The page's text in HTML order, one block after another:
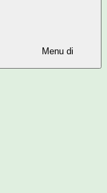
Menu di